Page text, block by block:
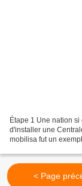
Étape 1 Une nation
d'installer une
mobilisa fut un
< Page